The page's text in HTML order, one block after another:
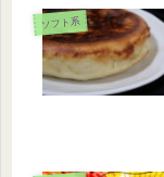
ソフト系